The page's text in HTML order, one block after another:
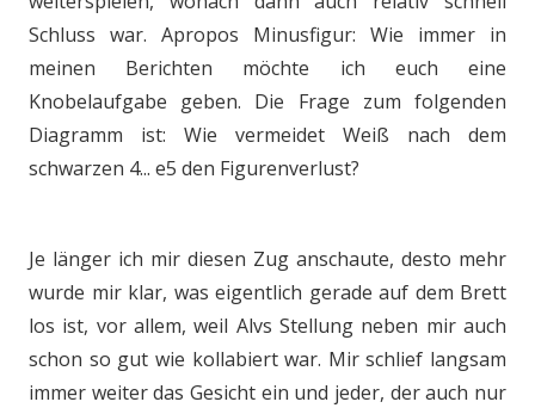
Schluss war. Apropos Minusfigur: Wie immer in
meinen Berichten möchte ich euch eine
Knobelaufgabe geben. Die Frage zum folgenden
Diagramm ist: Wie vermeidet Weiß nach dem
schwarzen 4... e5 den Figurenverlust?
Je länger ich mir diesen Zug anschaute, desto mehr
wurde mir klar, was eigentlich gerade auf dem Brett
los ist, vor allem, weil Alvs Stellung neben mir auch
schon so gut wie kollabiert war. Mir schlief langsam
immer weiter das Gesicht ein und jeder, der auch nur